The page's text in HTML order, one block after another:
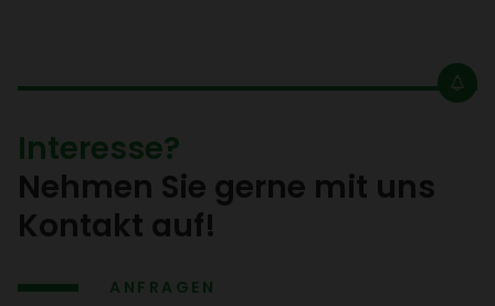
Inter­esse?
Nehmen Sie gerne mit uns
Kontakt auf!
ANFRAGEN